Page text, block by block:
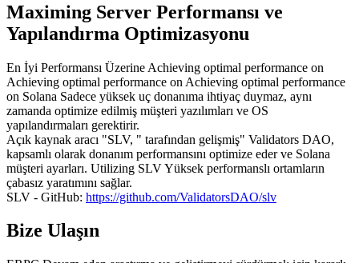
Maximing Server Performansı ve
Yapılandırma Optimizasyonu
En İyi Performansı Üzerine Achieving optimal performance on
Achieving optimal performance on Achieving optimal performance
on Solana Sadece yüksek uç donanıma ihtiyaç duymaz, aynı
zamanda optimize edilmiş müşteri yazılımları ve OS
yapılandırmaları gerektirir.
Açık kaynak aracı "SLV, " tarafından gelişmiş" Validators DAO,
kapsamlı olarak donanım performansını optimize eder ve Solana
müşteri ayarları. Utilizing SLV Yüksek performanslı ortamların
çabasız yaratımını sağlar.
SLV - GitHub: https://github.com/ValidatorsDAO/slv
Bize Ulaşın